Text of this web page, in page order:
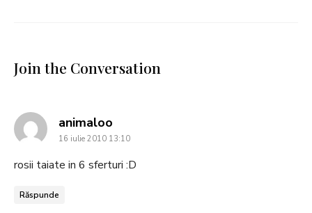
Join the Conversation
animaloo
16 iulie 2010 13:10
rosii taiate in 6 sferturi :D
Răspunde